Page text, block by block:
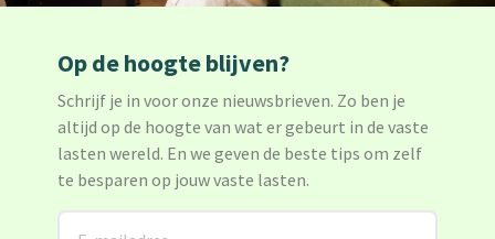
Op de hoogte blijven?
Schrijf je in voor onze nieuwsbrieven. Zo ben je
altijd op de hoogte van wat er gebeurt in de vaste
lasten wereld. En we geven de beste tips om zelf
te besparen op jouw vaste lasten.